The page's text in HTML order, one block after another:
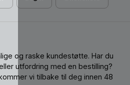
og raske kundestøtte. Har du
utfordring med en bestilling?
vi tilbake til deg innen 48